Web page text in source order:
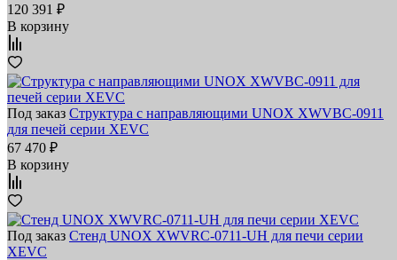
120 391 ₽
В корзину
Под заказ Структура с направляющими UNOX XWVBC-0911
для печей серии XEVC
67 470 ₽
В корзину
Под заказ Стенд UNOX XWVRC-0711-UH для печи серии
XEVC